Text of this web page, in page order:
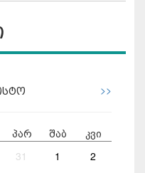
>>
პარ შაბ კვი
31 1 2